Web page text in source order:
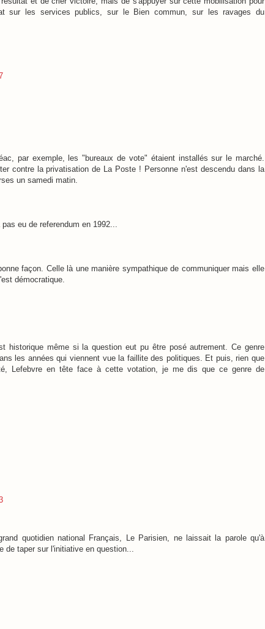
sur les services publics, sur le Bien commun, sur les ravages du
par exemple, les "bureaux de vote" étaient installés sur le marché.
contre la privatisation de La Poste ! Personne n'est descendu dans la
un samedi matin.
eu de referendum en 1992...
façon. Celle là une manière sympathique de communiquer mais elle
démocratique.
historique même si la question eut pu être posé autrement. Ce genre
les années qui viennent vue la faillite des politiques. Et puis, rien que
Lefebvre en tête face à cette votation, je me dis que ce genre de
quotidien national Français, Le Parisien, ne laissait la parole qu'à
de taper sur l'initiative en question...